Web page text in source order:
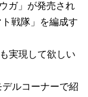
ガ」が発売され
戦隊」を編成す
実現して欲しい
ルコーナーで紹